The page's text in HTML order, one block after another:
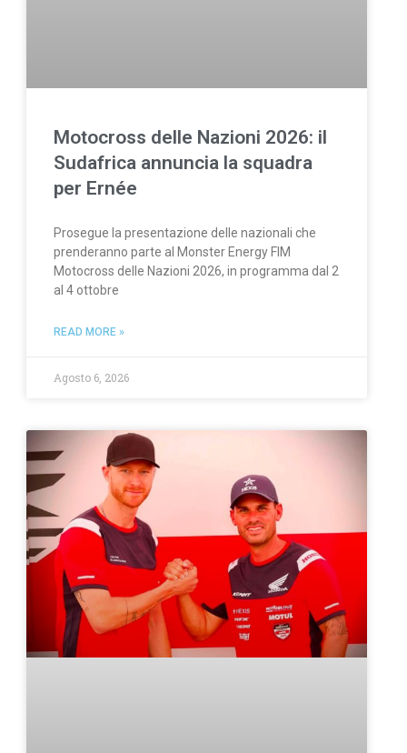
Motocross delle Nazioni 2026: il
Sudafrica annuncia la squadra
per Ernée
Prosegue la presentazione delle nazionali che
prenderanno parte al Monster Energy FIM
Motocross delle Nazioni 2026, in programma dal 2
al 4 ottobre
READ MORE »
Agosto 6, 2026